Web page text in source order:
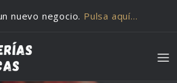
nuevo negocio. Pulsa aquí…